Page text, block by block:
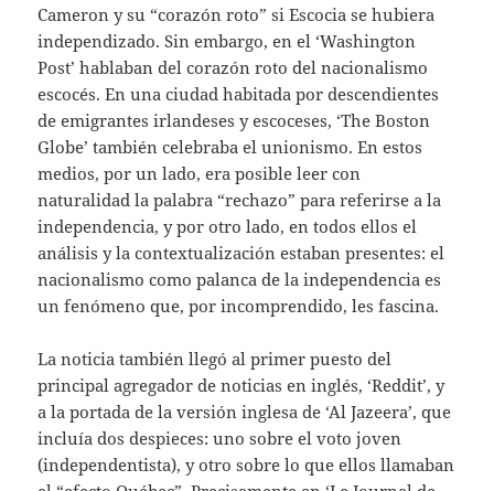
Cameron y su “corazón roto” si Escocia se hubiera
independizado. Sin embargo, en el ‘Washington
Post’ hablaban del corazón roto del nacionalismo
escocés. En una ciudad habitada por descendientes
de emigrantes irlandeses y escoceses, ‘The Boston
Globe’ también celebraba el unionismo. En estos
medios, por un lado, era posible leer con
naturalidad la palabra “rechazo” para referirse a la
independencia, y por otro lado, en todos ellos el
análisis y la contextualización estaban presentes: el
nacionalismo como palanca de la independencia es
un fenómeno que, por incomprendido, les fascina.
La noticia también llegó al primer puesto del
principal agregador de noticias en inglés, ‘Reddit’, y
a la portada de la versión inglesa de ‘Al Jazeera’, que
incluía dos despieces: uno sobre el voto joven
(independentista), y otro sobre lo que ellos llamaban